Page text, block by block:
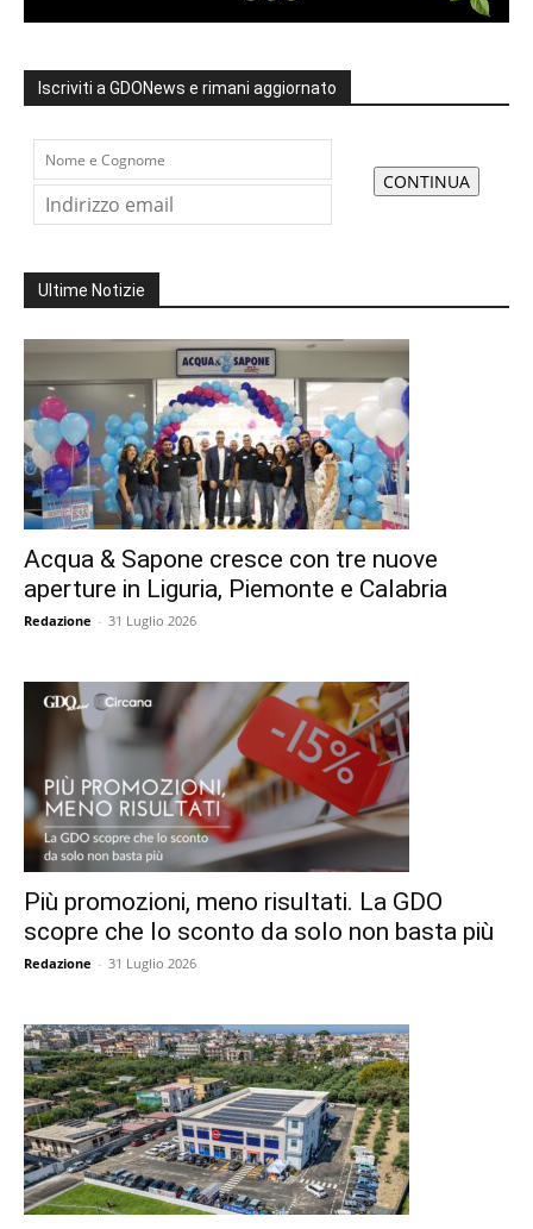
Iscriviti a GDONews e rimani aggiornato
Ultime Notizie
Acqua & Sapone cresce con tre nuove
aperture in Liguria, Piemonte e Calabria
Redazione - 31 Luglio 2026
Più promozioni, meno risultati. La GDO
scopre che lo sconto da solo non basta più
Redazione - 31 Luglio 2026